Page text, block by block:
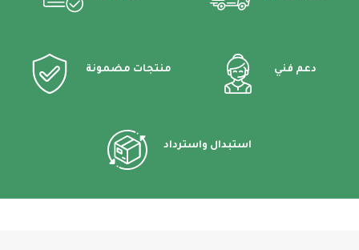
دعم فني منتجات مضمونة
استبدال واسترداد